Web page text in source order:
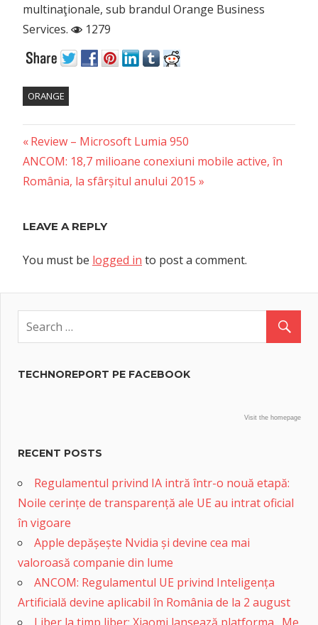
multinaţionale, sub brandul Orange Business
Services.
1279
ORANGE
Post
navigation
Previous
Post:
Review – Microsoft Lumia 950
Next
Post:
ANCOM: 18,7 milioane conexiuni mobile active, în
România, la sfârșitul anului 2015
LEAVE A REPLY
You must be logged in to post a comment.
TECHNOREPORT PE FACEBOOK
Visit the homepage
RECENT POSTS
Regulamentul privind IA intră într-o nouă etapă:
Noile cerințe de transparență ale UE au intrat oficial
în vigoare
Apple depășește Nvidia și devine cea mai
valoroasă companie din lume
ANCOM: Regulamentul UE privind Inteligența
Artificială devine aplicabil în România de la 2 august